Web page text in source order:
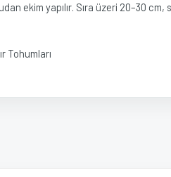
ekim yapılır. Sıra üzeri 20–30
Tohumları